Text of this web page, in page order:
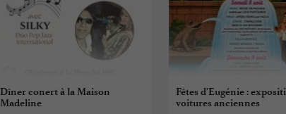
Dîner conert à la Maison
Madeline
Fêtes d'Eugénie :
voitures anciennes